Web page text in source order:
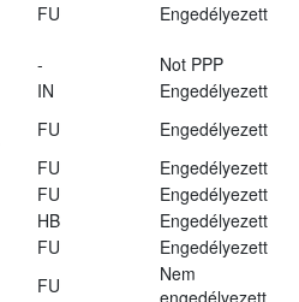
FU Engedélyezett
-
Not PPP
IN
Engedélyezett
FU
Engedélyezett
FU
Engedélyezett
FU
Engedélyezett
HB
Engedélyezett
FU
Engedélyezett
FU
Nem